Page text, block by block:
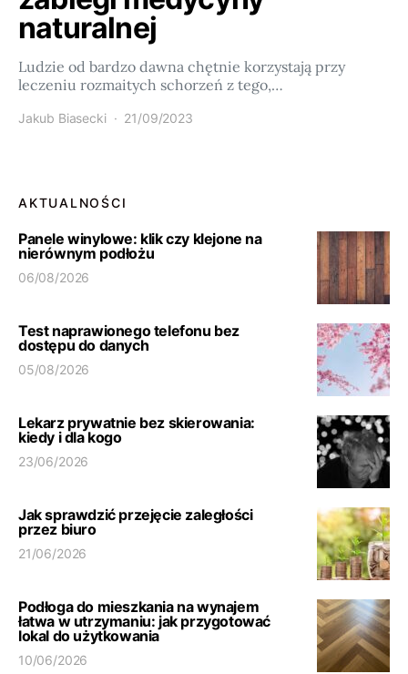
naturalnej
Ludzie od bardzo dawna chętnie korzystają przy
leczeniu rozmaitych schorzeń z tego,…
Jakub Biasecki 21/09/2023
AKTUALNOŚCI
Panele winylowe: klik czy klejone na
nierównym podłożu
06/08/2026
Test naprawionego telefonu bez
dostępu do danych
05/08/2026
Lekarz prywatnie bez skierowania:
kiedy i dla kogo
23/06/2026
Jak sprawdzić przejęcie zaległości
przez biuro
21/06/2026
Podłoga do mieszkania na wynajem
łatwa w utrzymaniu: jak przygotować
lokal do użytkowania
10/06/2026